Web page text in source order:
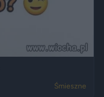
Śmieszne